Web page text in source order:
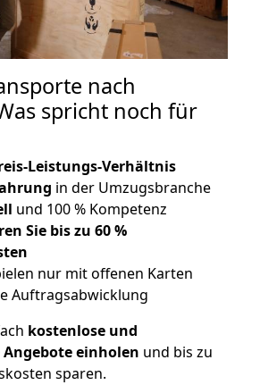
nach
spricht noch für
Leistungs-Verhältnis
in der Umzugsbranche
und 100 % Kompetenz
Sie bis zu 60 %
nur mit offenen Karten
Auftragsabwicklung
kostenlose und
einholen und bis zu
sparen.